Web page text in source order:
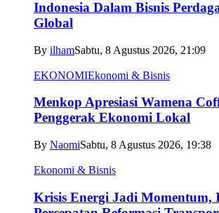
Indonesia Dalam Bisnis
Global
By ilhamSabtu, 8 Agustus 2026, 21:09
EKONOMIEkonomi & Bisnis
Menkop Apresiasi Wamena
Penggerak Ekonomi Lokal
By NaomiSabtu, 8 Agustus 2026, 19:38
Ekonomi & Bisnis
Krisis Energi Jadi Momentum,